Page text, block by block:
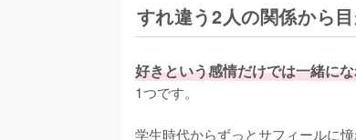
すれ違う2人の関係から
好きという感情だけでは一緒に
1つです。
学生時代からずっとサフィールに